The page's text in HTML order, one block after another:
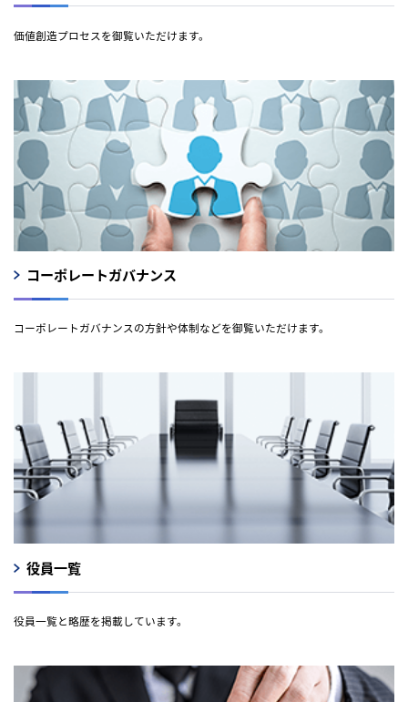
価値創造プロセスを御覧いただけます。
コーポレートガバナンス
コーポレートガバナンスの方針や体制などを御覧いただけます。
役員一覧
役員一覧と略歴を掲載しています。